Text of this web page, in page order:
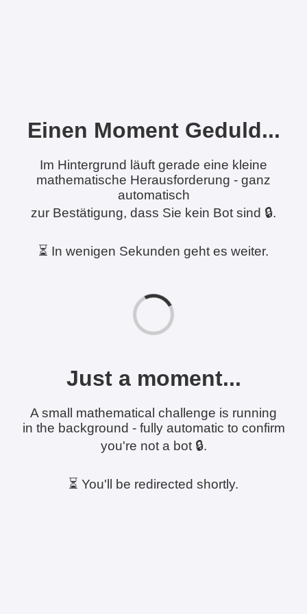
Einen Moment Geduld...
Im Hintergrund läuft gerade eine kleine
mathematische Herausforderung - ganz
automatisch
zur Bestätigung, dass Sie kein Bot sind 🔒.
⏳ In wenigen Sekunden geht es weiter.
Just a moment...
A small mathematical challenge is running
in the background - fully automatic to confirm
you're not a bot 🔒.
⏳ You'll be redirected shortly.